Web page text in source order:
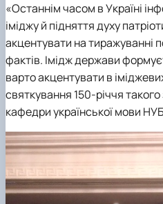
«Останнім часом в Україні
іміджу й підняття духу
акцентувати на тиражуванні
фактів. Імідж держави
варто акцентувати в
святкування 150-річчя
кафедри української мови